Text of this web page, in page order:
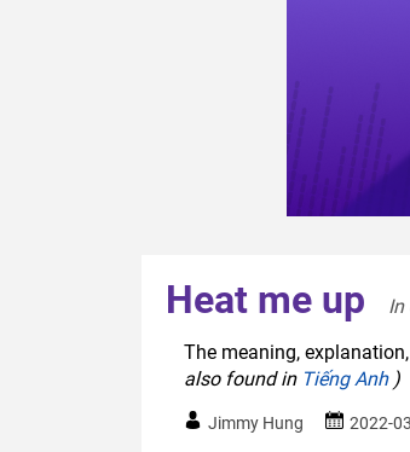
Heat me up
In
The meaning,
also found in Tiếng Anh)
Jimmy Hung 2022-